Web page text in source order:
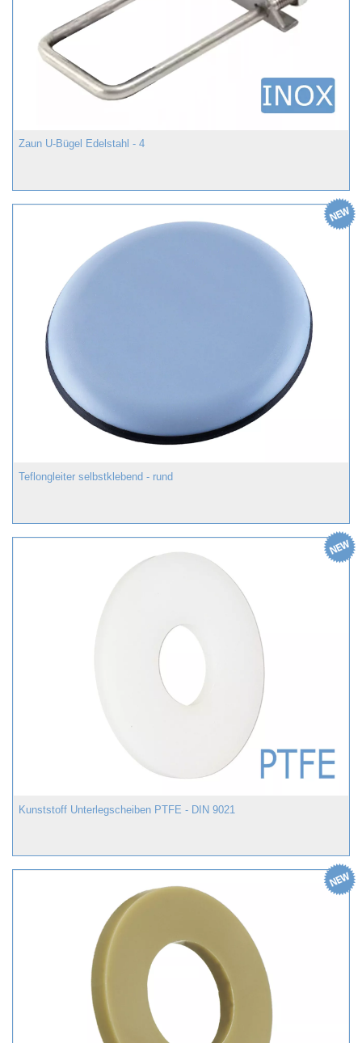
Zaun U-Bügel Edelstahl - 4
Teflongleiter selbstklebend - rund
Kunststoff Unterlegscheiben PTFE - DIN 9021